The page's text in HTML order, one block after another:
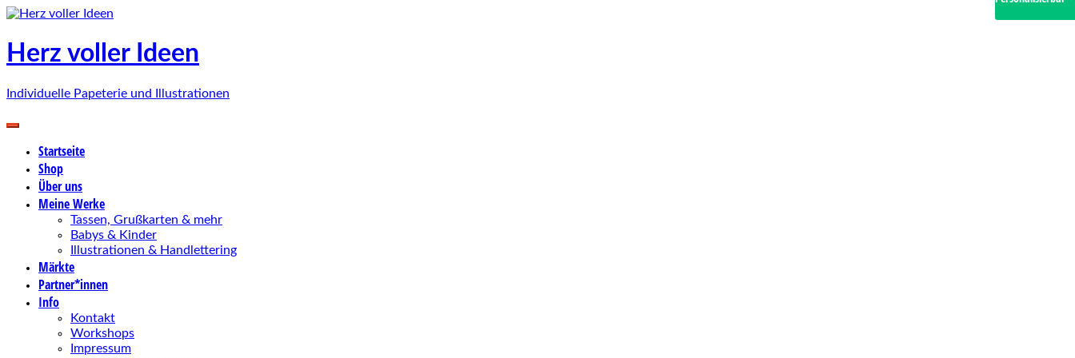
Zum
springen
Herz voller Ideen
Individuelle Papeterie und Illustrationen
Startseite
Shop
Über uns
Meine Werke
Tassen, Grußkarten & mehr
Babys & Kinder
Illustrationen & Handlettering
Märkte
Partner*innen
Info
Kontakt
Workshops
Impressum